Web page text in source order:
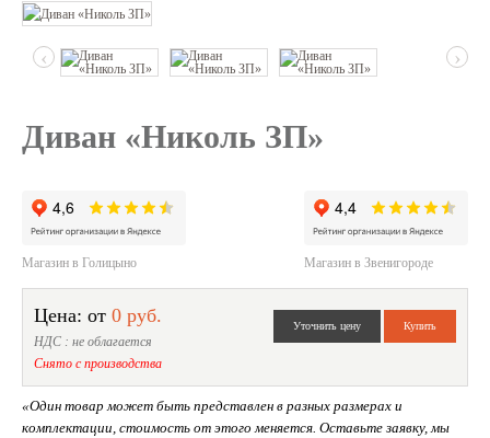
‹ ›
Диван «Николь ЗП»
Магазин в Голицыно Магазин в Звенигороде
Цена: от 0 руб.
НДС : не облагается
Снято с производства
«Один товар может быть представлен в разных размерах и
комплектации, стоимость от этого меняется. Оставьте заявку, мы